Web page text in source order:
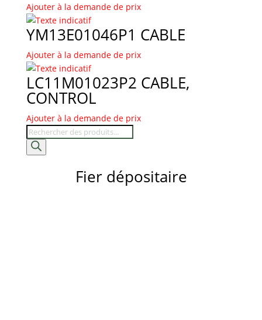
Ajouter à la demande de prix
YM13E01046P1 CABLE
Ajouter à la demande de prix
LC11M01023P2 CABLE,
CONTROL
Ajouter à la demande de prix
Recherche
de
produits
Fier dépositaire